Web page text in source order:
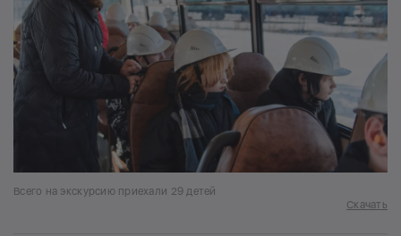
Всего на экскурсию приехали 29 детей
Скачать